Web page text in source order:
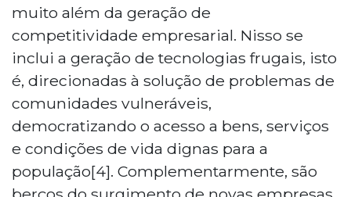
muito além da geração de
competitividade empresarial. Nisso se
inclui a geração de tecnologias frugais, isto
é, direcionadas à solução de problemas de
comunidades vulneráveis,
democratizando o acesso a bens, serviços
e condições de vida dignas para a
população[4]. Complementarmente, são